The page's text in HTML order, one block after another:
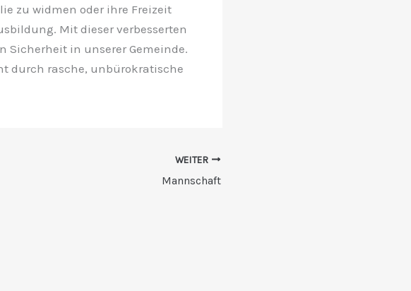
zu widmen oder ihre Freizeit
Mit dieser verbesserten
Sicherheit in unserer Gemeinde.
durch rasche, unbürokratische
WEITER
Mannschaft